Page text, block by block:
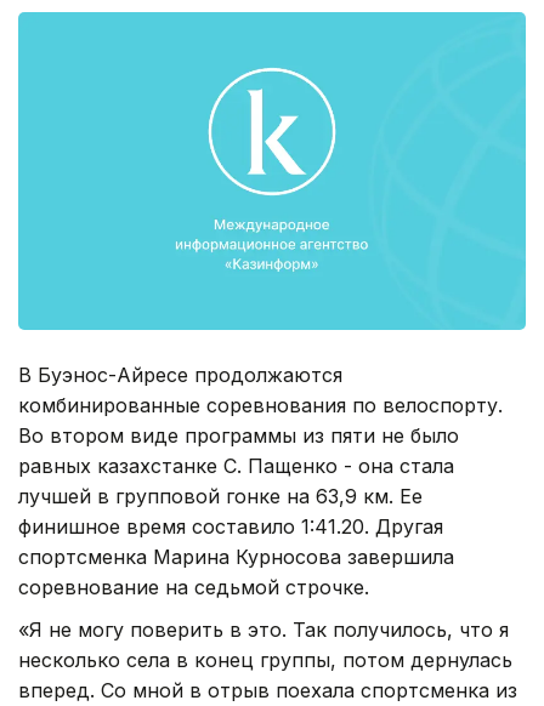
В Буэнос-Айресе продолжаются
комбинированные соревнования по велоспорту.
Во втором виде программы из пяти не было
равных казахстанке С. Пащенко - она стала
лучшей в групповой гонке на 63,9 км. Ее
финишное время составило 1:41.20. Другая
спортсменка Марина Курносова завершила
соревнование на седьмой строчке.
«Я не могу поверить в это. Так получилось, что я
несколько села в конец группы, потом дернулась
вперед. Со мной в отрыв поехала спортсменка из